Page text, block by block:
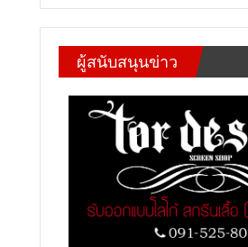
ผู้สนับสนุนข่าว